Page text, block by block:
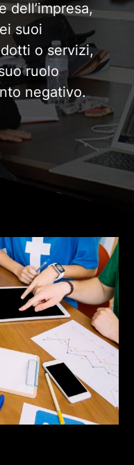
dell’impresa,
suoi
o servizi,
ruolo
negativo.